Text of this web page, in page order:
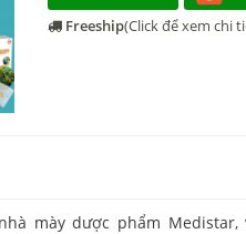
Freeship(Click để xem chi
mày dược phẩm